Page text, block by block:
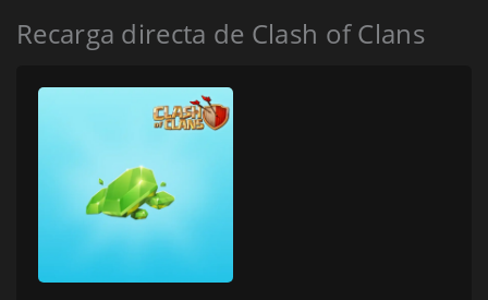
Recarga directa de Clash of Clans